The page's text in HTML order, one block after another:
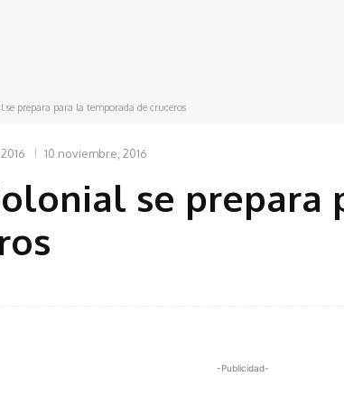
se prepara para la temporada de cruceros
10 noviembre, 2016
se
-Publicidad-